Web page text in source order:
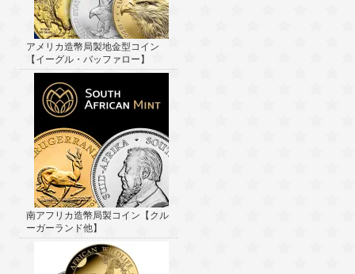
アメリカ造幣局製地金型コイン
【イーグル・バッファロー】
南アフリカ造幣局製コイン【クル
ーガーランド他】